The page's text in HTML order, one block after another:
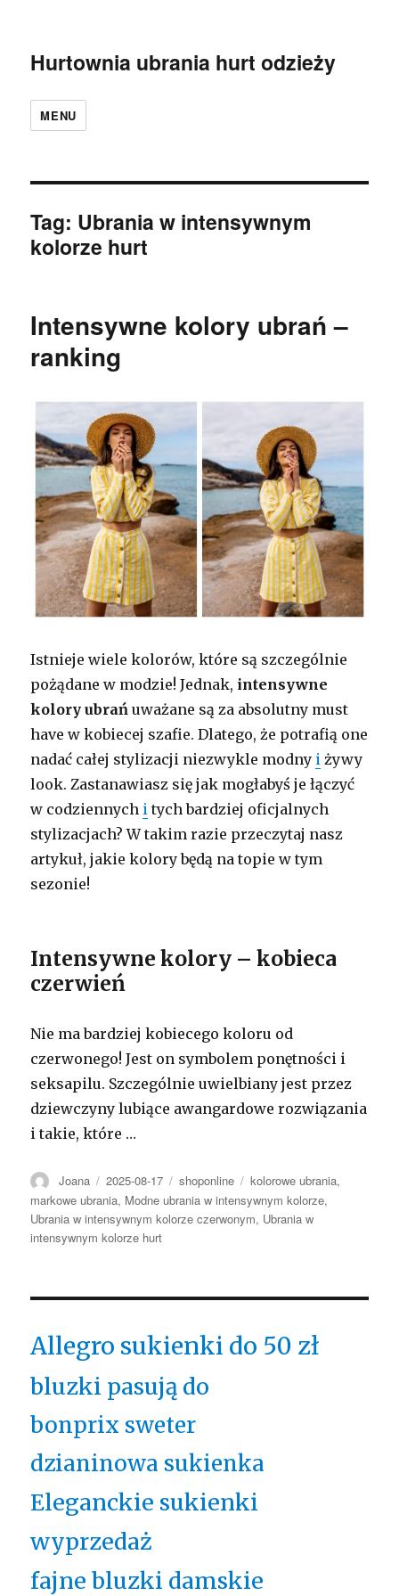
Hurtownia ubrania hurt odzieży
MENU
Tag: Ubrania w intensywnym
kolorze hurt
Intensywne kolory ubrań –
ranking
Istnieje wiele kolorów, które są szczególnie
pożądane w modzie! Jednak, intensywne
kolory ubrańuważane są za absolutny must
have w kobiecej szafie. Dlatego, że potrafią one
nadać całej stylizacji niezwykle modny i żywy
look. Zastanawiasz się jak mogłabyś je łączyć
w codziennych i tych bardziej oficjalnych
stylizacjach? W takim razie przeczytaj nasz
artykuł, jakie kolory będą na topie w tym
sezonie!
Intensywne kolory – kobieca
czerwień
Nie ma bardziej kobiecego koloru od
czerwonego! Jest on symbolem ponętności i
seksapilu. Szczególnie uwielbiany jest przez
dziewczyny lubiące awangardowe rozwiązania
i takie, które …
Autor
Joana Opublikowano
2025-08-17 Kategorie
shoponline Tagi
kolorowe ubrania,
markowe ubrania, Modne ubrania w intensywnym kolorze,
Ubrania w intensywnym kolorze czerwonym, Ubrania w
intensywnym kolorze hurt
Allegro sukienki do 50 zł
bluzki pasują do
bonprix sweter
dzianinowa sukienka
Eleganckie sukienki
wyprzedaż
fajne bluzki damskie